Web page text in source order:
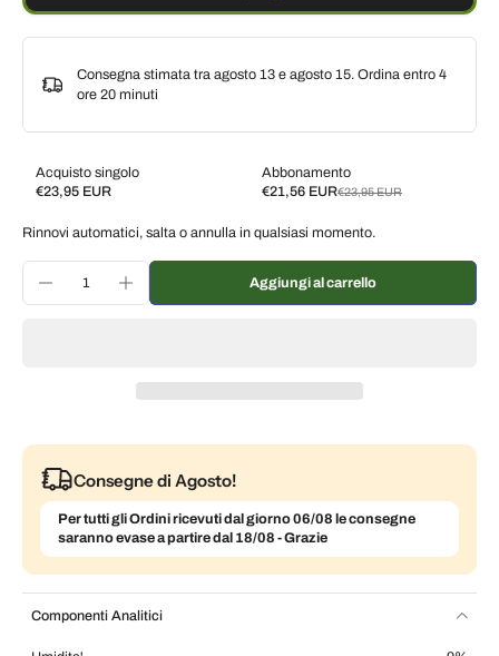
Consegna stimata tra agosto 13 e agosto 15. Ordina entro 4
ore 20 minuti
Acquisto singolo
€23,95 EUR
Abbonamento
€21,56 EUR€23,95 EUR
Subscribe and save
Consegna ogni 3 settimane, 7% di sconto
Consegna ogni mese, 5% di sconto
€22,75 EUR
Rinnovi automatici, salta o annulla in qualsiasi momento.
Aggiungi al carrello
Consegne di Agosto!
Per tutti gli Ordini ricevuti dal giorno 06/08 le consegne
saranno evase a partire dal 18/08 - Grazie
Componenti Analitici